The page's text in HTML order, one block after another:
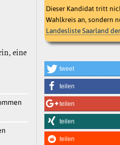
eine
Dieser Kandidat tritt
Wahlkreis an, sondern
Landesliste Saarland der
tweet
teilen
teilen
teilen
teilen